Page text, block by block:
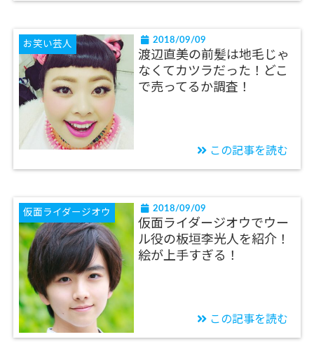
お笑い芸人 2018/09/09
渡辺直美の前髪は地毛じゃ
なくてカツラだった！どこ
で売ってるか調査！
この記事を読む
仮面ライダージオウ 2018/09/09
仮面ライダージオウでウー
ル役の板垣李光人を紹介！
絵が上手すぎる！
この記事を読む